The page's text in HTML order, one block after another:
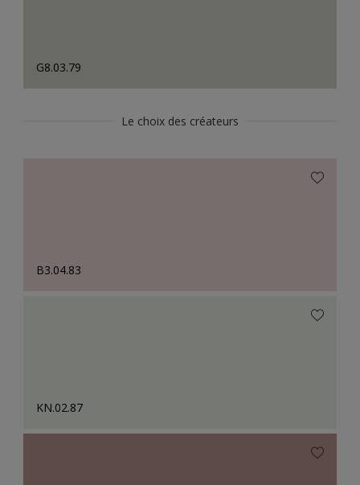
G8.03.79
Le choix des créateurs
B3.04.83
KN.02.87